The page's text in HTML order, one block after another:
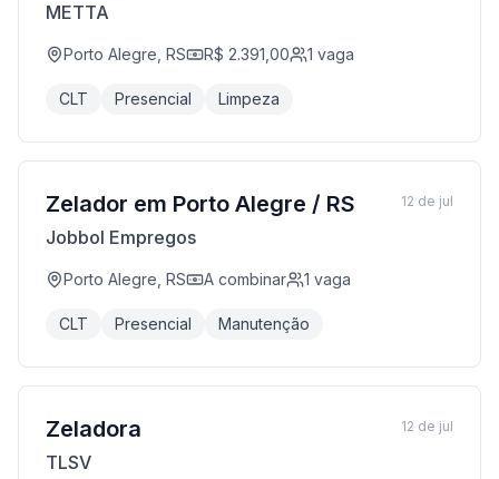
METTA
Porto Alegre, RS R$ 2.391,00 1 vaga
CLT Presencial Limpeza
Zelador em Porto Alegre / RS
Jobbol Empregos
Porto Alegre, RS A combinar 1 vaga
CLT Presencial Manutenção
12 de jul
Zeladora
TLSV
12 de jul